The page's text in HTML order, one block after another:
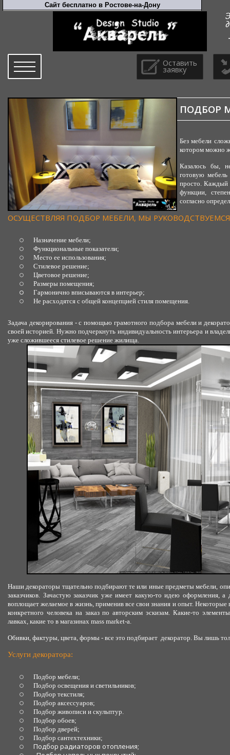
Оставить
заявку
ПОДБОР
Без мебели
котором можно
Казалось бы,
готовую
просто. Каждый
функции,
согласно
ОСУЩЕСТВЛЯЯ ПОДБОР МЕБЕЛИ, МЫ
Назначение мебели;
Функциональные показатели;
Место ее использования;
Стилевое решение;
Цветовое решение;
Размеры помещения;
Гармонично вписываются в интерьер;
Не расходятся с общей концепцией стиля помещения.
Задача декорирования - с помощью грамотного подбора мебели и
своей историей. Нужно подчеркнуть индивидуальность интерьера и
уже сложившееся стилевое решение жилища.
Наши декораторы тщательно подбирают те или иные предметы мебели,
заказчиков. Зачастую заказчик уже имеет какую-то идею оформления, а
воплощает желаемое в жизнь, применив все свои знания и опыт.
конкретного человека на заказ по авторским эскизам. Какие-то
лавках, какие то в магазинах mass market-а.
Обивки, фактуры, цвета, формы - все это подбирает декоратор. Вы лишь
Услуги декоратора:
Подбор мебели;
Подбор освещения и светильников;
Подбор текстиля;
Подбор аксессуаров;
Подбор живописи и скульптур.
Подбор обоев;
Подбор дверей;
Подбор сантехтехники;
Подбор радиаторов отопления;